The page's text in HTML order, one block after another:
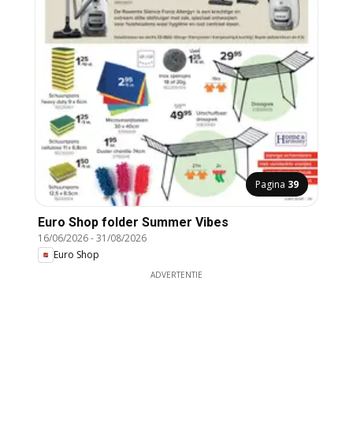
Pagina 39
Euro Shop folder Summer Vibes
16/06/2026-31/08/2026
Euro Shop
ADVERTENTIE